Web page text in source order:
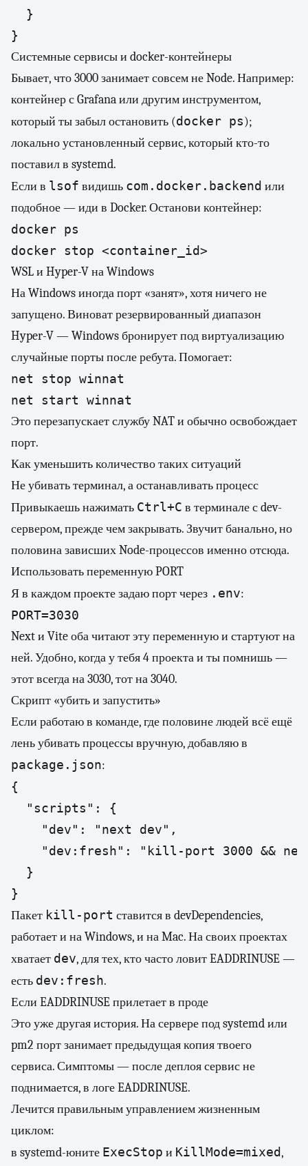
  }
}
Системные сервисы и docker-контейнеры
Бывает, что 3000 занимает совсем не Node. Например:
контейнер с Grafana или другим инструментом,
который ты забыл остановить (docker ps);
локально установленный сервис, который кто-то
поставил в systemd.
Если в lsof видишь com.docker.backend или
подобное — иди в Docker. Останови контейнер:
docker ps
docker stop <container_id>
WSL и Hyper-V на Windows
На Windows иногда порт «занят», хотя ничего не
запущено. Виноват резервированный диапазон
Hyper-V — Windows бронирует под виртуализацию
случайные порты после ребута. Помогает:
net stop winnat
net start winnat
Это перезапускает службу NAT и обычно освобождает
порт.
Как уменьшить количество таких ситуаций
Не убивать терминал, а останавливать процесс
Привыкаешь нажимать Ctrl+C в терминале с dev-
сервером, прежде чем закрывать. Звучит банально, но
половина зависших Node-процессов именно отсюда.
Использовать переменную PORT
Я в каждом проекте задаю порт через .env:
PORT=3030
Next и Vite оба читают эту переменную и стартуют на
ней. Удобно, когда у тебя 4 проекта и ты помнишь —
этот всегда на 3030, тот на 3040.
Скрипт «убить и запустить»
Если работаю в команде, где половине людей всё ещё
лень убивать процессы вручную, добавляю в
package.json:
{
  "scripts": {
    "dev": "next dev",
"dev:fresh": "kill-port 3000 &&
  }
}
Пакет kill-port ставится в devDependencies,
работает и на Windows, и на Mac. На своих проектах
хватает dev, для тех, кто часто ловит EADDRINUSE —
есть dev:fresh.
Если EADDRINUSE прилетает в проде
Это уже другая история. На сервере под systemd или
pm2 порт занимает предыдущая копия твоего
сервиса. Симптомы — после деплоя сервис не
поднимается, в логе EADDRINUSE.
Лечится правильным управлением жизненным
циклом:
в systemd-юните ExecStop и KillMode=mixed,